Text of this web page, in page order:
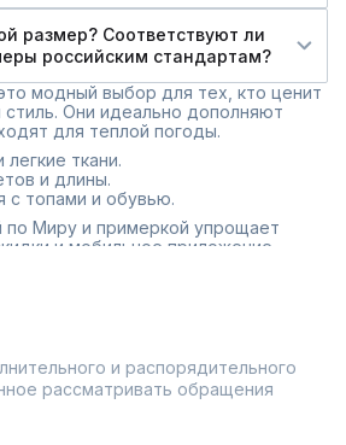
размер? Соответствуют ли
российским стандартам?
модный выбор для тех, кто ценит
Они идеально дополняют
для теплой погоды.
ткани.
и длины.
с топами и обувью.
по Миру и примеркой упрощает
и мобильное приложение
для стильного гардероба.
и распорядительного
рассматривать обращения